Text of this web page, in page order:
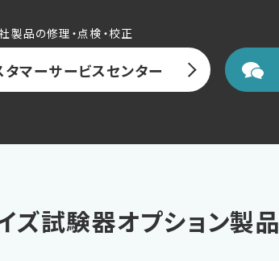
製品の修理・点検・校正
タマーサービスセンター
ズ試験器オプション製品